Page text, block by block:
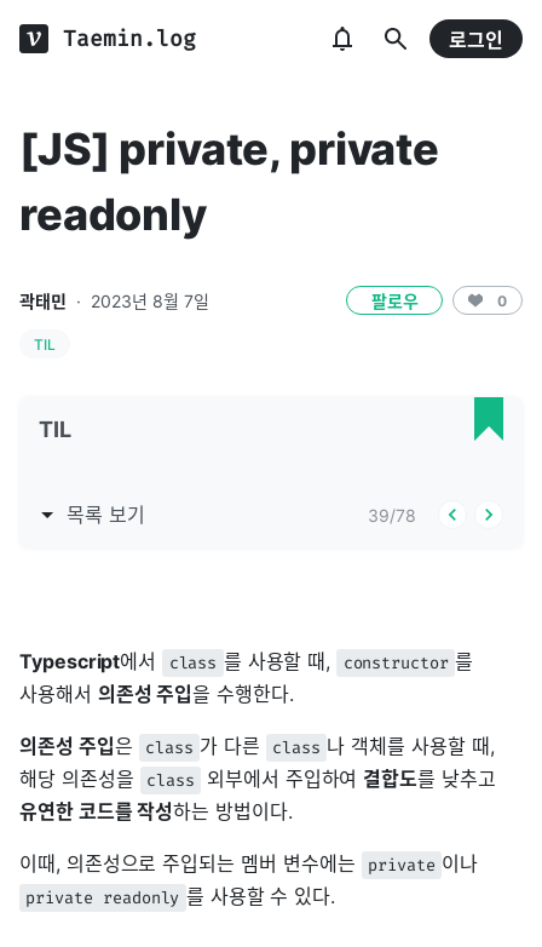
Taemin.log 로그인
[JS] private, private
readonly
곽태민 · 2023년 8월 7일 팔로우 0
TIL
TIL
목록 보기 39/78
Typescript에서 class 를 사용할 때, constructor 를
사용해서 의존성 주입을 수행한다.
의존성 주입은 class 가 다른 class 나 객체를 사용할 때,
해당 의존성을
class 외부에서 주입하여 결합도를 낮추고
유연한 코드를 작성하는 방법이다.
이때, 의존성으로 주입되는 멤버 변수에는 private 이나
private readonly 를 사용할 수 있다.